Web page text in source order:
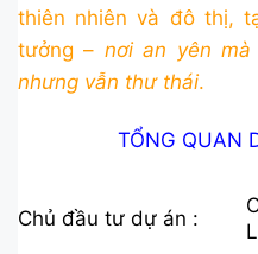
thiên nhiên và đô thị,
tưởng – nơi an yên
nhưng vẫn thư thái.
TỔNG QUAN
Chủ đầu tư dự án :